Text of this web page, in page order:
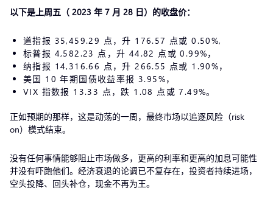
以下是上周五 （ 2023 年 7 月 28 日）的收盘价：
道指报 35,459.29 点，升 176.57 点或 0.50%,
标普报 4,582.23 点，升 44.82 点或 0.99%，
纳指报 14,316.66 点，升 266.55 点或 1.90%，
美国 10 年期国债收益率报 3.95%，
VIX 指数报 13.33 点，跌 1.08 点或 7.49%。
正如预期的那样，这是动荡的一周，最终市场以追逐风险（risk
on）模式结束。
没有任何事情能够阻止市场做多，更高的利率和更高的加息可能性
并没有吓跑他们。经济衰退的论调已不复存在，投资者持续进场，
空头投降、回头补仓，现金不再为王。